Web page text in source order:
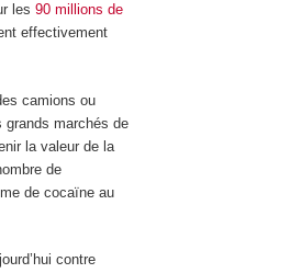
les90 millions de
effectivement
camions ou
grands marchés de
la valeur de la
de
de cocaïne au
contre